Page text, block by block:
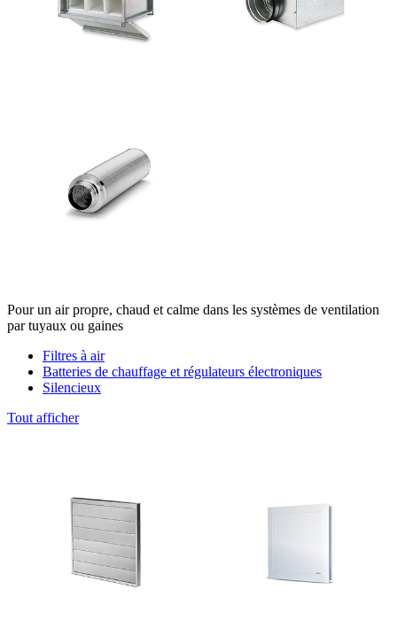
Pour un air propre, chaud et calme dans les systèmes de ventilation
par tuyaux ou gaines
Filtres à air
Batteries de chauffage et régulateurs électroniques
Silencieux
Tout afficher